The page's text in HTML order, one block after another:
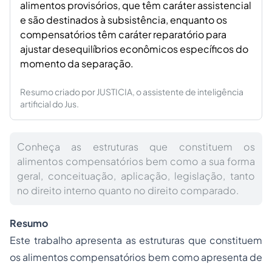
alimentos provisórios, que têm caráter assistencial
e são destinados à subsistência, enquanto os
compensatórios têm caráter reparatório para
ajustar desequilíbrios econômicos específicos do
momento da separação.
Resumo criado por JUSTICIA, o assistente de inteligência
artificial do Jus.
Conheça as estruturas que constituem os
alimentos compensatórios bem como a sua forma
geral, conceituação, aplicação, legislação, tanto
no direito interno quanto no direito comparado.
Resumo
Este trabalho apresenta as estruturas que constituem
os alimentos compensatórios bem como apresenta de